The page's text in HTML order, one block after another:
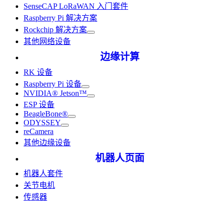
SenseCAP LoRaWAN 入门套件
Raspberry Pi 解决方案
Rockchip 解决方案
其他网络设备
边缘计算
RK 设备
Raspberry Pi 设备
NVIDIA® Jetson™
ESP 设备
BeagleBone®
ODYSSEY
reCamera
其他边缘设备
机器人页面
机器人套件
关节电机
传感器